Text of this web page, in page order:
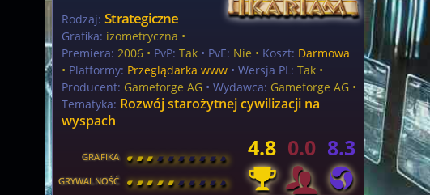
Rodzaj: Strategiczne
Grafika: izometryczna •
Premiera: 2006 • PvP: Tak • PvE: Nie • Koszt: Darmowa
• Platformy: Przeglądarka www • Wersja PL: Tak •
Producent: Gameforge AG • Wydawca: Gameforge AG •
Tematyka: Rozwój starożytnej cywilizacji na
wyspach
GRAFIKA [ \ \ \ \ \ \ \ \ ]
GRYWALNOŚĆ [ \ \ \ \ \ \ \ \ ]
4.8 0.0 8.3